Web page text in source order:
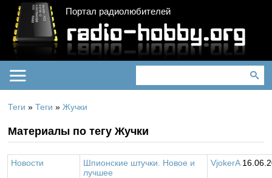
Портал радиолюбителей
Теги »Теги »Жучки
Материалы по тегу Жучки
Новости
Шпионские штучки. Новое и
лучшее
VjokerA